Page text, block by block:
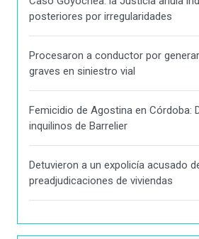
posteriores por irregularidades
Procesaron a conductor por
graves en siniestro vial
Femicidio de Agostina en Córdoba:
inquilinos de Barrelier
Detuvieron a un expolicía acusado
preadjudicaciones de viviendas